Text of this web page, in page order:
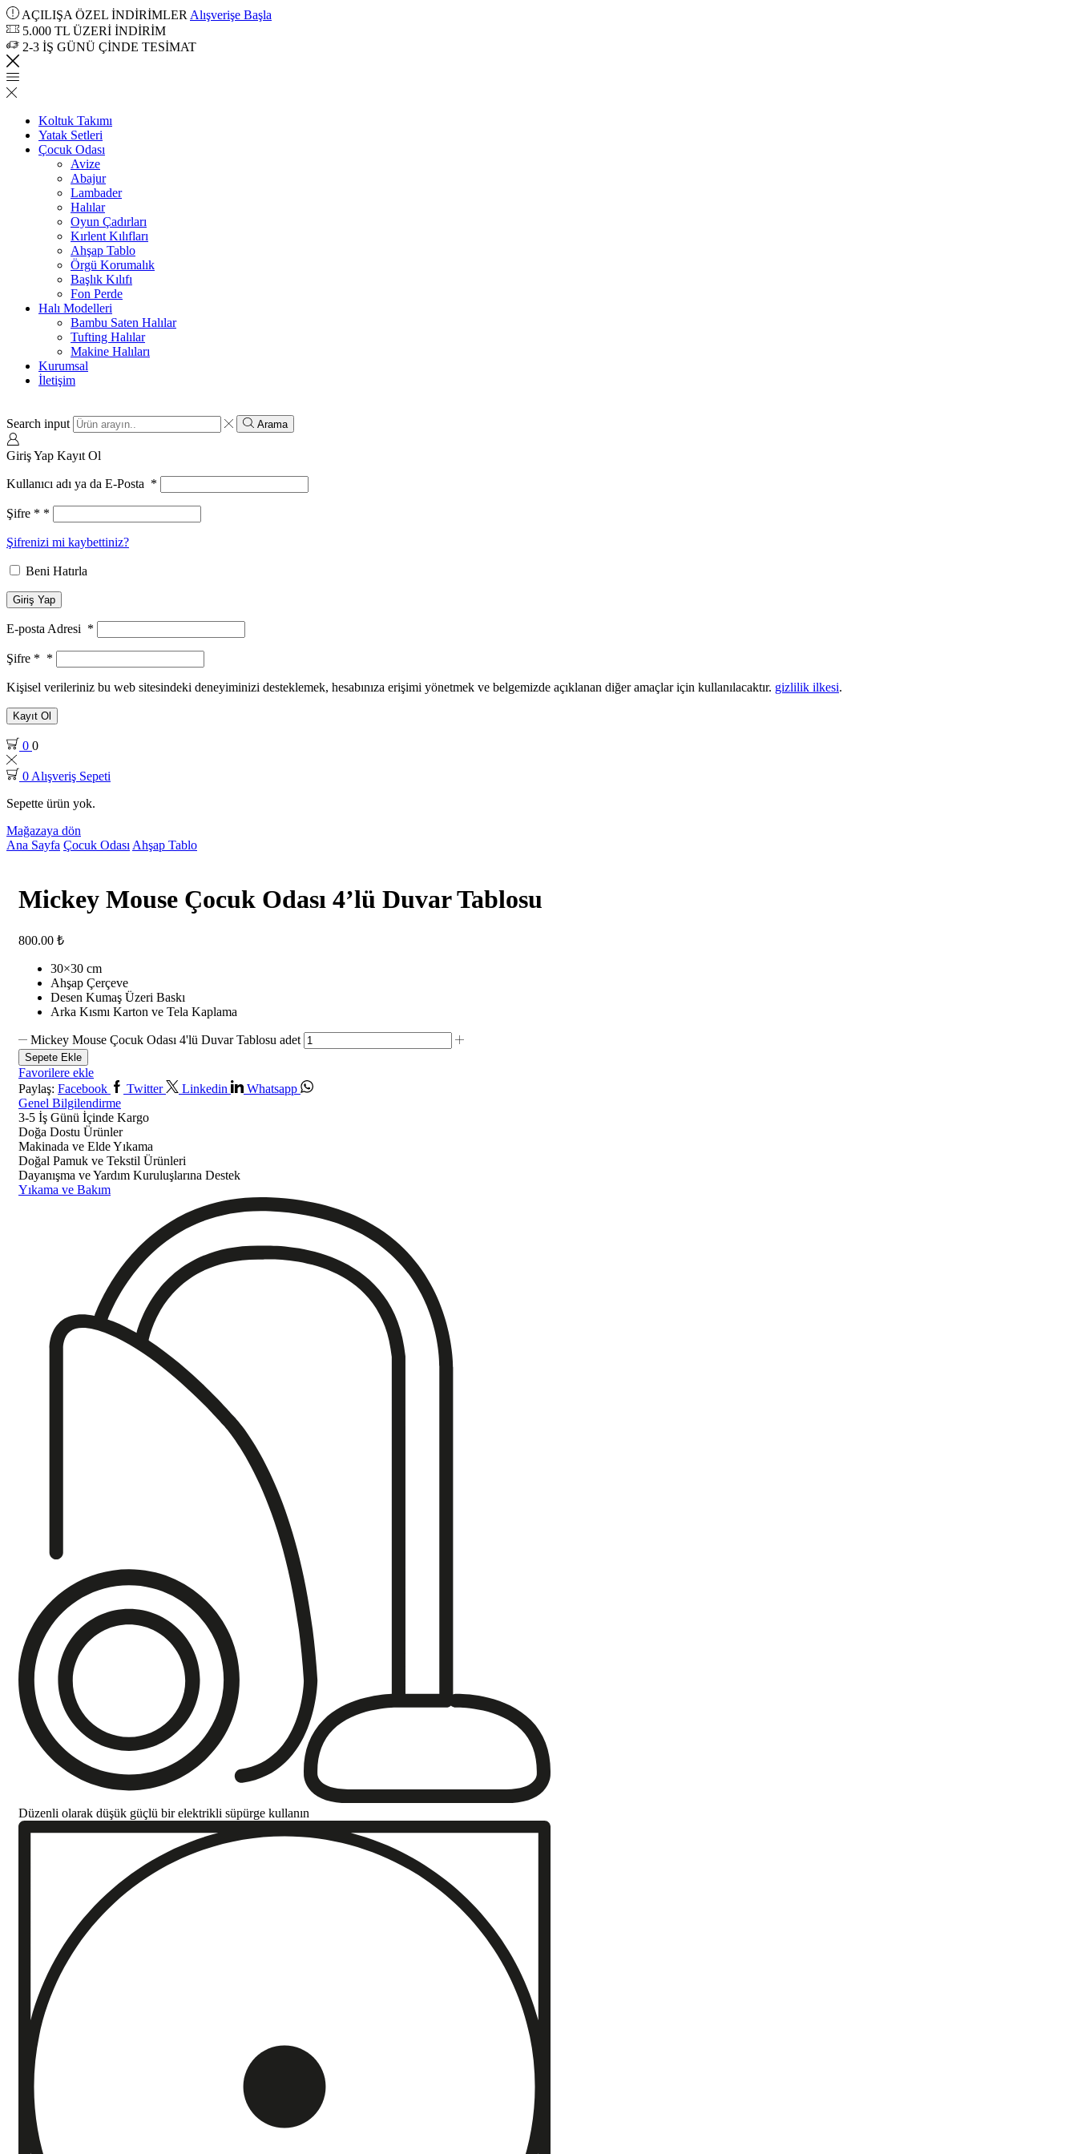
AÇILIŞA ÖZEL İNDİRİMLER Alışverişe Başla
5.000 TL ÜZERİ İNDİRİM
2-3 İŞ GÜNÜ ÇİNDE TESİMAT
Koltuk Takımı
Yatak Setleri
Çocuk Odası
Avize
Abajur
Lambader
Halılar
Oyun Çadırları
Kırlent Kılıfları
Ahşap Tablo
Örgü Korumalık
Başlık Kılıfı
Fon Perde
Halı Modelleri
Bambu Saten Halılar
Tufting Halılar
Makine Halıları
Kurumsal
İletişim
Search input Arama
Giriş Yap Kayıt Ol
Kullanıcı adı ya da E-Posta *
Şifre * *
Şifrenizi mi kaybettiniz?
Beni Hatırla
Giriş Yap
E-posta Adresi *
Şifre * *
Kişisel verileriniz bu web sitesindeki deneyiminizi desteklemek, hesabınıza erişimi yönetmek ve belgemizde açıklanan diğer amaçlar için kullanılacaktır. gizlilik ilkesi.
Kayıt Ol
0 0
0 Alışveriş Sepeti
Sepette ürün yok.
Mağazaya dön
Ana Sayfa Çocuk Odası Ahşap Tablo
Mickey Mouse Çocuk Odası 4’lü Duvar Tablosu
800.00 ₺
30×30 cm
Ahşap Çerçeve
Desen Kumaş Üzeri Baskı
Arka Kısmı Karton ve Tela Kaplama
Mickey Mouse Çocuk Odası 4'lü Duvar Tablosu adet
Sepete Ekle
Favorilere ekle
Paylaş: Facebook Twitter Linkedin
Whatsapp
Genel Bilgilendirme
3-5 İş Günü İçinde Kargo
Doğa Dostu Ürünler
Makinada ve Elde Yıkama
Doğal Pamuk ve Tekstil Ürünleri
Dayanışma ve Yardım Kuruluşlarına Destek
Yıkama ve Bakım
Düzenli olarak düşük güçlü bir elektrikli süpürge kullanın